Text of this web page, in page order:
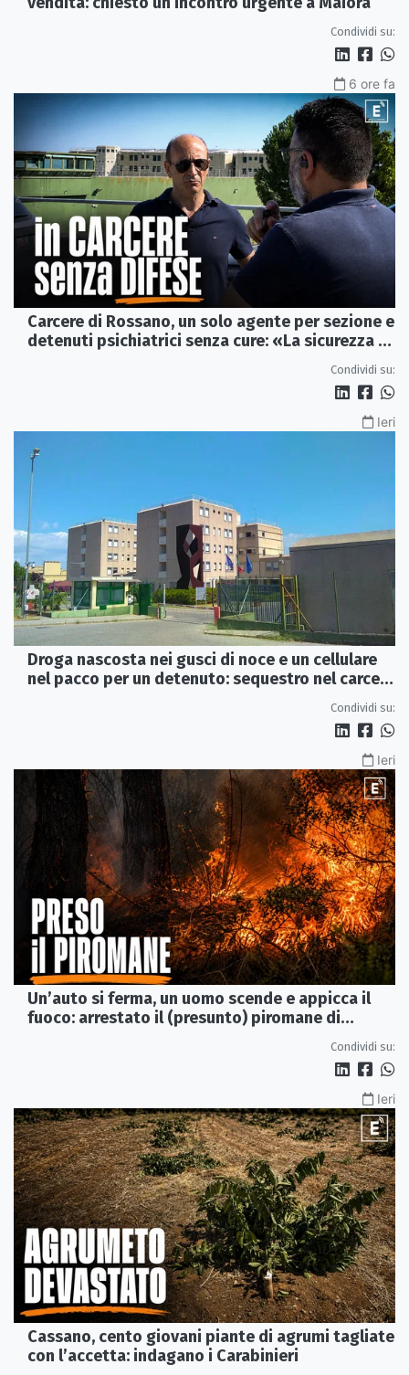
Condividi su:
6 ore fa
Carcere di Rossano, un solo agente per sezione e
detenuti psichiatrici senza cure: «La sicurezza è
Condividi su:
Ieri
Droga nascosta nei gusci di noce e un cellulare
nel pacco per un detenuto: sequestro nel carcere
Condividi su:
Ieri
Un’auto si ferma, un uomo scende e appicca il
fuoco: arrestato il (presunto) piromane di
Condividi su:
Ieri
Cassano, cento giovani piante di agrumi tagliate
con l’accetta: indagano i Carabinieri